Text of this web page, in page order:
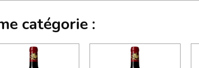
catégorie :